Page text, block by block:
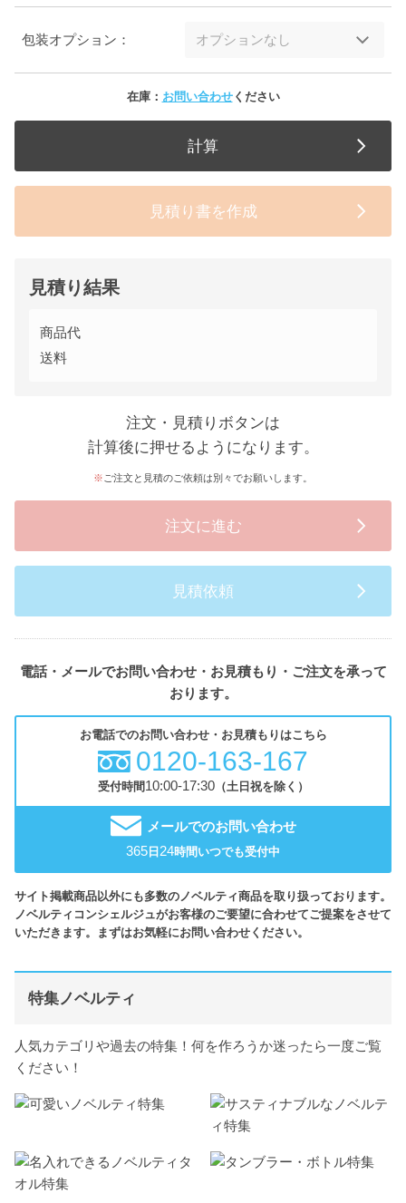
包装オプション：
在庫： お問い合わせください
計算
見積り書を作成
見積り結果
商品代
送料
注文・見積りボタンは
計算後に押せるようになります。
ご注文と見積のご依頼は別々でお願いします。
注文に進む
見積依頼
電話・メールでお問い合わせ・お見積もり・ご注文を承って
おります。
お電話でのお問い合わせ・お見積もりはこちら
0120-163-167
受付時間10:00-17:30（土日祝を除く）
メールでのお問い合わせ
365 日 24時間いつでも受付中
サイト掲載商品以外にも多数のノベルティ商品を取り扱っております。
ノベルティコンシェルジュがお客様のご要望に合わせてご提案をさせて
いただきます。まずはお気軽にお問い合わせください。
特集ノベルティ
人気カテゴリや過去の特集！何を作ろうか迷ったら一度ご覧
ください！